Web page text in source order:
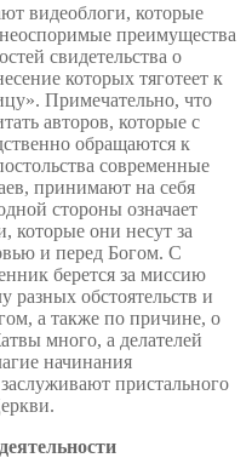
видеоблоги, которые
преимущества
свидетельства о
которых тяготеет к
Примечательно, что
авторов, которые с
обращаются к
современные
принимают на себя
стороны означает
которые они несут за
и перед Богом. С
берется за миссию
разных обстоятельств и
а также по причине, о
много, а делателей
начинания
пристального